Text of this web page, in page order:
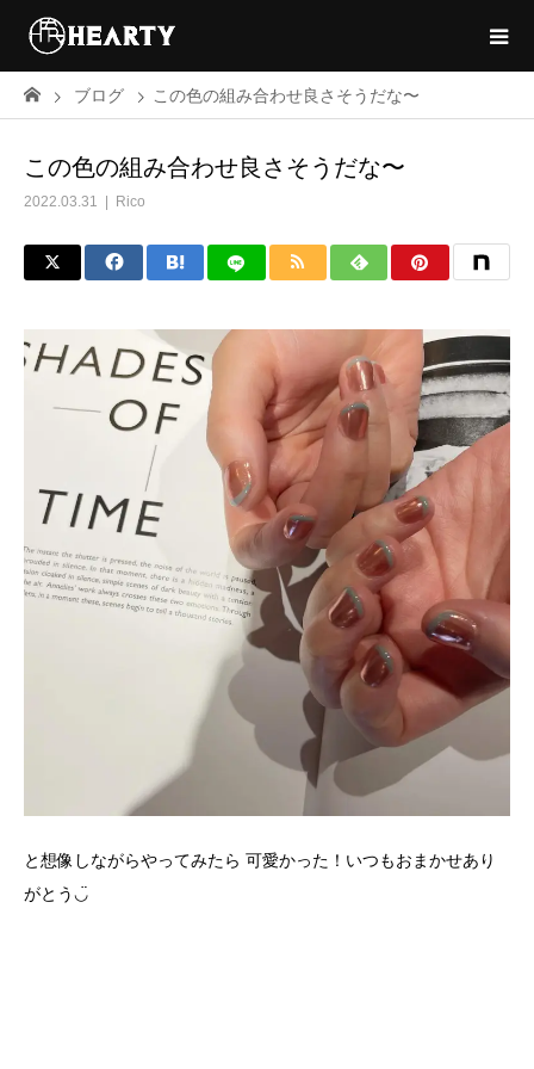
ブログ この色の組み合わせ良さそうだな〜
この色の組み合わせ良さそうだな〜
2022.03.31 Rico
と想像しながらやってみたら 可愛かった！いつもおまかせあり
がとう◡̈